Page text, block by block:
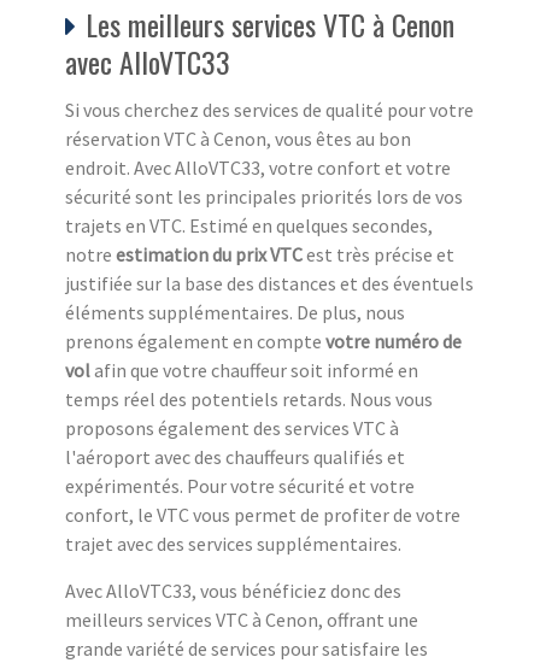
Les meilleurs services VTC à Cenon
avec AlloVTC33
Si vous cherchez des services de qualité pour votre
réservation VTC à Cenon, vous êtes au bon
endroit. Avec AlloVTC33, votre confort et votre
sécurité sont les principales priorités lors de vos
trajets en VTC. Estimé en quelques secondes,
notre estimation du prix VTCest très précise et
justifiée sur la base des distances et des éventuels
éléments supplémentaires. De plus, nous
prenons également en compte votre numéro de
volafin que votre chauffeur soit informé en
temps réel des potentiels retards. Nous vous
proposons également des services VTC à
l'aéroport avec des chauffeurs qualifiés et
expérimentés. Pour votre sécurité et votre
confort, le VTC vous permet de profiter de votre
trajet avec des services supplémentaires.
Avec AlloVTC33, vous bénéficiez donc des
meilleurs services VTC à Cenon, offrant une
grande variété de services pour satisfaire les